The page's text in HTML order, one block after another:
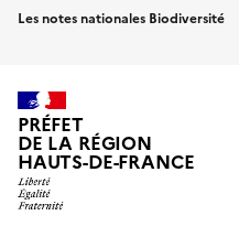
Les notes nationales Biodiversité
PRÉFET
DE LA RÉGION
HAUTS-DE-FRANCE